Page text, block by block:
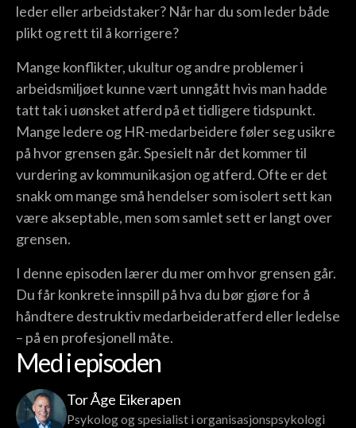
leder eller arbeidstaker? Når har du som leder både
plikt og rett til å korrigere?
Mange konflikter, ukultur og andre problemer i
arbeidsmiljøet kunne vært unngått hvis man hadde
tatt tak i uønsket atferd på et tidligere tidspunkt.
Mange ledere og HR-medarbeidere føler seg usikre
på hvor grensen går. Spesielt når det kommer til
vurdering av kommunikasjon og atferd. Ofte er det
snakk om mange små hendelser som isolert sett kan
være akseptable, men som samlet sett er langt over
grensen.
I denne episoden lærer du mer om hvor grensen går.
Du får konkrete innspill på hva du bør gjøre for å
håndtere destruktiv medarbeideratferd eller ledelse
– på en profesjonell måte.
Med i episoden
Tor Åge Eikerapen
Psykolog og spesialist i organisasjonspsykologi